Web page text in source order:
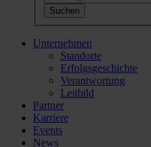
Unternehmen
Standorte
Erfolgsgeschichte
Verantwortung
Leitbild
Partner
Karriere
Events
News